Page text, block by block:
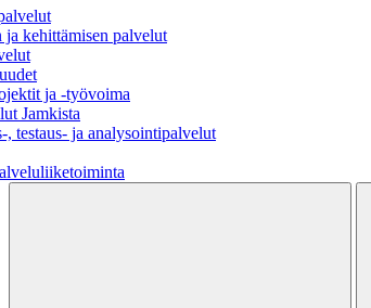
kehittämisen palvelut
ja -työvoima
Jamkista
, testaus- ja analysointipalvelut